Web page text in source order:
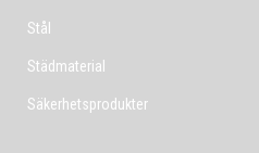
Stål
Städmaterial
Säkerhetsprodukter